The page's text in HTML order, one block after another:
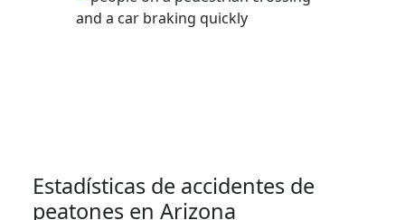
Estadísticas de accidentes de
peatones en Arizona